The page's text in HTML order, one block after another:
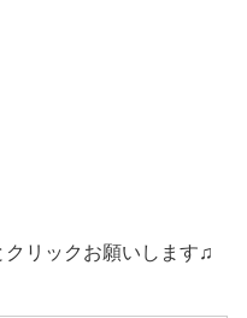
クリックお願いします♫